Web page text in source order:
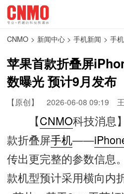
CNMO > 新闻中心 > 手机新闻 > 手
苹果首款折叠屏
数曝光 预计9月发布
【原创】 2026-06-08 09:19
【CNMO科技消息
款折叠屏手机——
传出更完整的参数信息
款机型预计采用横向内